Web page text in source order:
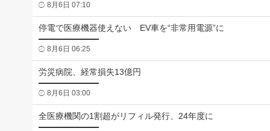
8月6日 07:10
停電で医療機器使えない EV車を“非常用電源”に
8月6日 06:25
労災病院、経常損失13億円
8月6日 03:00
全医療機関の1割超がリフィル発行、24年度に